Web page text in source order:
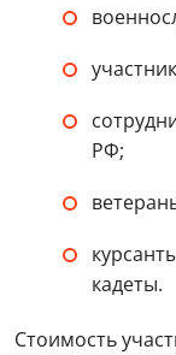
РФ;
кадеты.
Стоимость